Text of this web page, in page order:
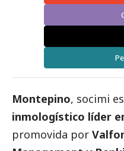
Montepino, socimi
inmologístico líder
promovida por